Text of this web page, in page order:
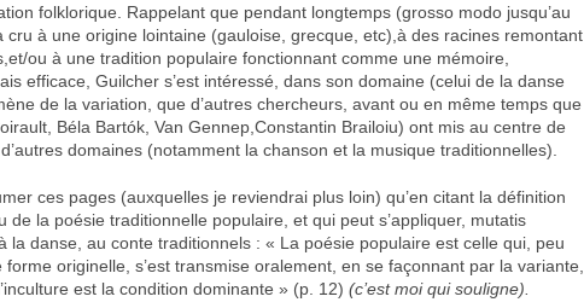
folklorique. Rappelant que pendant longtemps (grosso modo jusqu’au
cru à une origine lointaine (gauloise, grecque, etc),à des racines remontant
ou à une tradition populaire fonctionnant comme une mémoire,
efficace, Guilcher s’est intéressé, dans son domaine (celui de la danse
de la variation, que d’autres chercheurs, avant ou en même temps que
Béla Bartók, Van Gennep,Constantin Brailoiu) ont mis au centre de
domaines (notamment la chanson et la musique traditionnelles).
ces pages (auxquelles je reviendrai plus loin) qu’en citant la définition
de la poésie traditionnelle populaire, et qui peut s’appliquer, mutatis
la danse, au conte traditionnels : « La poésie populaire est celle qui, peu
originelle, s’est transmise oralement, en se façonnant par la variante,
est la condition dominante » (p. 12)(c’est moi qui souligne).